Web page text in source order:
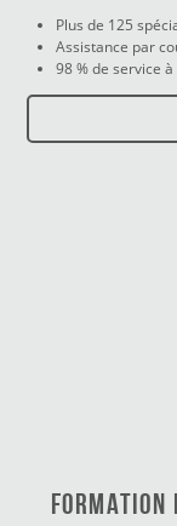
Plus de 125
Assistance par
98 % de service
FORMATION